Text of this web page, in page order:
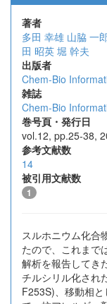
著者
多田 幸雄 山脇 一
田 昭英 堀 幹夫
出版者
Chem-Bio
雑誌
Chem-Bio
巻号頁・発行日
vol.12, pp.25-38,
参考文献数
14
被引用文献数
1
スルホニウム化合
たので、これまで
解析を報告してき
チルシリル化され
F253S)、移動相